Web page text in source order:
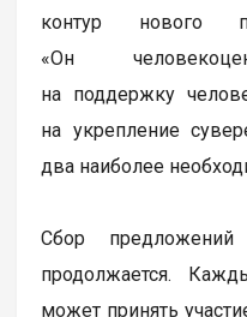
контур нового
«Он
на поддержку
на укрепление
два наиболее
Сбор
продолжается.
может принять